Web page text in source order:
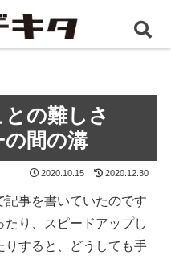
外注することの難しさ 発注側
との難しさ
の間の溝
2020.10.15 2020.12.30
事を書いていたのです
り、スピードアップし
りすると、どうしても手